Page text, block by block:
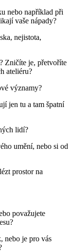
nebo například při
vaše nápady?
nejistota,
Zničíte je, přetvoříte
ateliéru?
významy?
jen tu a tam špatní
lidí?
umění, nebo si od
prostor na
považujete
nebo je pro vás